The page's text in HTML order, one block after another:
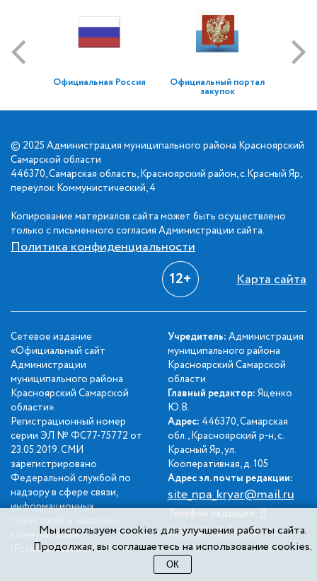
Официальная Россия Официальный портал
закупок
© 2025 Администрация муниципального района Красноярский
Самарской области
446370, Самарская область, Красноярский район, с.Красный Яр,
переулок Коммунистический, 4
Копирование материалов сайта может быть осуществлено
только с письменного согласия Администрации сайта.
Политика конфиденциальности
12+ Карта сайта
Сетевое издание
«Официальный сайт
Администрации
муниципального района
Красноярский Самарской
области».
Регистрационный номер
серии ЭЛ № ФС77-75772 от
23.05.2019. СМИ
зарегистрировано
Федеральной службой по
надзору в сфере связи,
информационных
технологий и массовых
коммуникаций
(Роскомнадзором).
Учредитель: Администрация
муниципального района
Красноярский Самарской
области
Главный редактор: Яценко
Ю.В.
Адрес: 446370, Самарская
обл., Красноярский р-н, с.
Красный Яр, ул.
Кооперативная, д. 105
Адрес эл. почты редакции:
site_npa_kryar@mail.ru
Телефон редакции: 8
(84657) 2-34-42
Мы используем cookies для улучшения работы сайта.
Продолжая, вы соглашаетесь на использование cookies.
ОК